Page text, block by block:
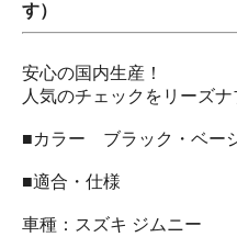
す）
安心の国内生産！
人気のチェックをリーズ
■カラー ブラック・ベー
■適合・仕様
車種：スズキ ジムニー